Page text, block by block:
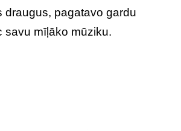
draugus, pagatavo gardu
savu mīļāko mūziku.